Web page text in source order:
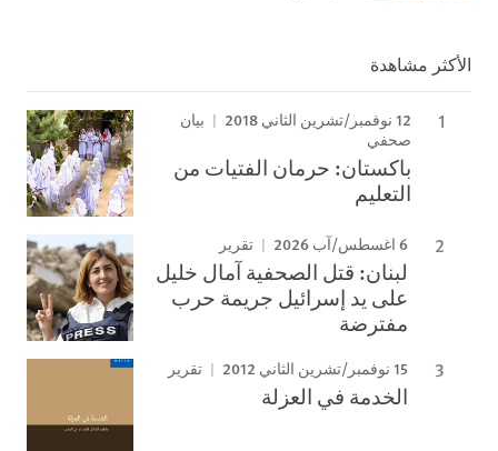
الأكثر مشاهدة
12 نوفمبر/تشرين الثاني 2018
بيان
صحفي
باكستان: حرمان الفتيات من
التعليم
6 اغسطس/آب 2026 تقرير
لبنان: قتل الصحفية آمال خليل
على يد إسرائيل جريمة حرب
مفترضة
15 نوفمبر/تشرين الثاني 2012 تقرير
الخدمة في العزلة